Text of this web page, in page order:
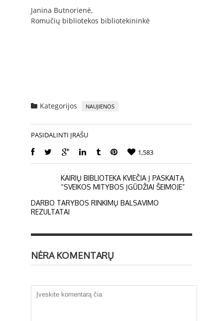
Janina Butnorienė,
Romučių bibliotekos bibliotekininkė
Kategorijos NAUJIENOS
PASIDALINTI ĮRAŠU
1,583
KAIRIŲ BIBLIOTEKA KVIEČIA Į PASKAITĄ
“SVEIKOS MITYBOS ĮGŪDŽIAI ŠEIMOJE”
DARBO TARYBOS RINKIMŲ BALSAVIMO
REZULTATAI
NĖRA KOMENTARŲ